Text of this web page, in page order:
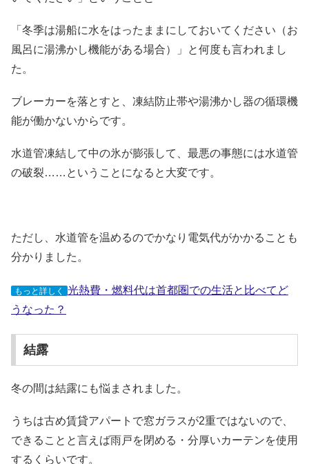
「冬季は湯船に水をはったままにしておいてください（お
風呂に湯沸かし機能がある場合）」と何度も言われまし
た。
ブレーカーを落とすと、凍結防止帯や湯沸かし器の循環機
能が働かないからです。
水道管凍結して中の氷が膨張して、最悪の事態には水道管
の破裂……ということになると大変です。
ただし、水道管を温めるのでかなり電気代がかかることも
分かりました。
もっと詳しく
光熱費・燃料代は首都圏での生活と比べてど
うなった？
結露
冬の間は結露にも悩まされました。
うちは古め賃貸アパートで窓ガラスが2重ではないので、
できることと言えば雨戸を閉める・分厚いカーテンを使用
するくらいです。